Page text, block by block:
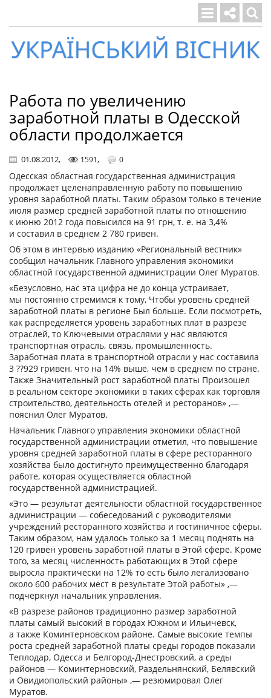
Український
вісник
Работа по увеличению
заработной платы в Одесской
области продолжается
01.08.2012, 1591, 0
Одесская областная государственная администрация
продолжает целенаправленную работу по повышению
уровня заработной платы. Таким образом только в течение
июля размер средней заработной платы по отношению
к июню 2012 года повысился на 91 грн, т. е. на 3,4%
и составил в среднем 2 780 гривен.
Об этом в интервью изданию «Региональный вестник»
сообщил начальник Главного управления экономики
областной государственной администрации Олег Муратов.
«Безусловно, нас эта цифра не до конца устраивает,
мы постоянно стремимся к тому, Чтобы уровень средней
заработной платы в регионе Был больше. Если посмотреть,
как распределяется уровень заработных плат в разрезе
отраслей, то Ключевыми отраслями у нас являются
транспортная отрасль, связь, промышленность.
Заработная плата в транспортной отрасли у нас составила
3 ??929 гривен, что на 14% выше, чем в среднем по стране.
Также Значительный рост заработной платы Произошел
в реальном секторе экономики в таких сферах как торговля
строительство, деятельность отелей и ресторанов» ,—
пояснил Олег Муратов.
Начальник Главного управления экономики областной
государственной администрации отметил, что повышение
уровня средней заработной платы в сфере ресторанного
хозяйства было достигнуто преимущественно благодаря
работе, которая осуществляется областной
государственной администрацией.
«Это — результат деятельности областной государственное
администрации — собеседований с руководителями
учреждений ресторанного хозяйства и гостиничное сферы.
Таким образом, нам удалось только за 1 месяц поднять на
120 гривен уровень заработной платы в Этой сфере. Кроме
того, за месяц численность работающих в Этой сфере
выросла практически на 12% то есть было легализовано
около 600 рабочих мест в результате Этой работы» ,—
подчеркнул начальник управления.
«В разрезе районов традиционно размер заработной
платы самый высокий в городах Южном и Ильичевск,
а также Коминтерновском районе. Самые высокие темпы
роста средней заработной платы среды городов показали
Теплодар, Одесса и Белгород-Днестровский, а среды
районов — Коминтерновский, Раздельнянский, Белявский
и Овидиопольский районы» ,— резюмировал Олег
Муратов.